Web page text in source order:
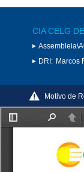
CIA CELG
DRI: Marcos
Motivo de